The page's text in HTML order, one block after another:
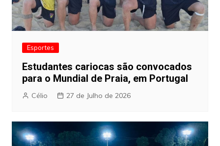
Esportes
Estudantes cariocas são convocados
para o Mundial de Praia, em Portugal
Célio 27 de Julho de 2026